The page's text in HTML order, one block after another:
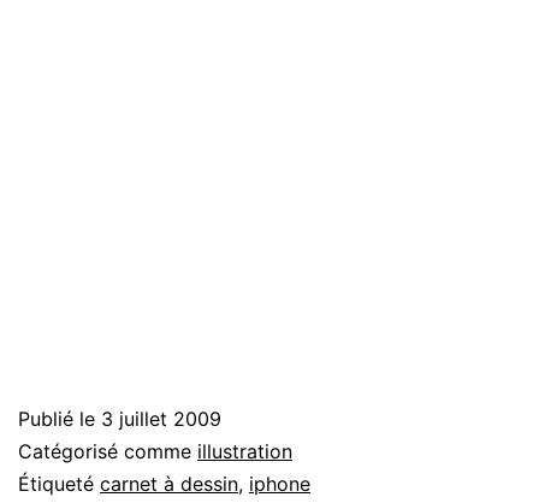
Publié le 3 juillet 2009
Catégorisé comme illustration
Étiqueté carnet à dessin, iphone